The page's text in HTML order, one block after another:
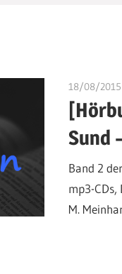
18/08/2015
Sund
Band 2
mp3-
M.